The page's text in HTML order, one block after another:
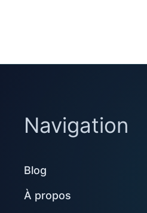
Navigation
Blog
À propos